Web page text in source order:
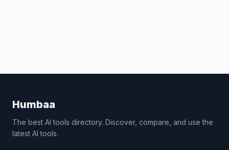
Humbaa
The best AI tools directory. Discover, compare, and use the
latest AI tools.